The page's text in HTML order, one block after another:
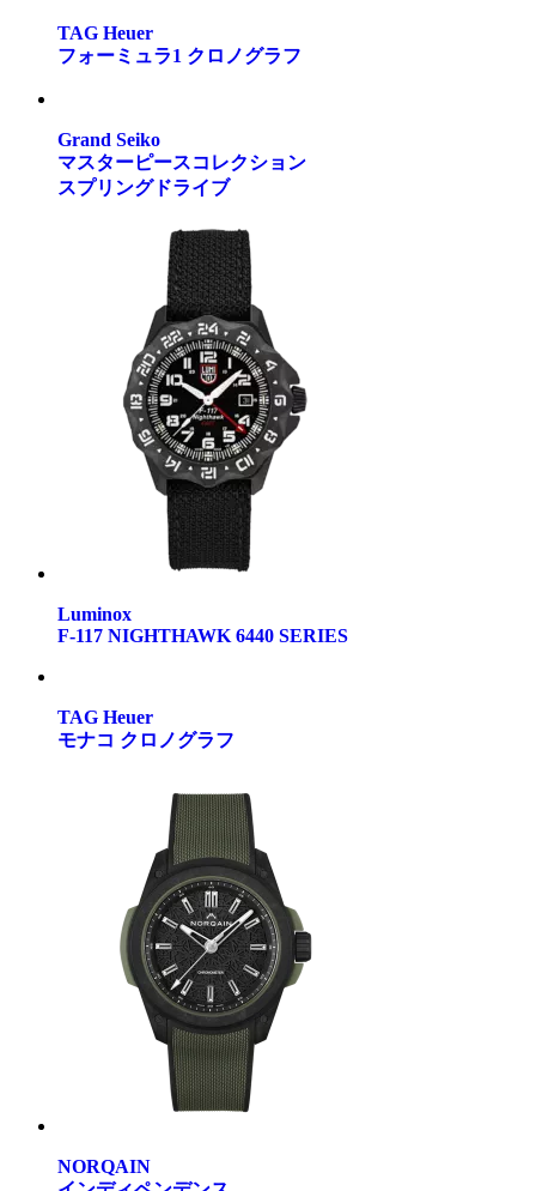
TAG Heuer
フォーミュラ1 クロノグラフ
Grand Seiko
マスターピースコレクション
スプリングドライブ
Luminox
F-117 NIGHTHAWK 6440 SERIES
TAG Heuer
モナコ クロノグラフ
NORQAIN